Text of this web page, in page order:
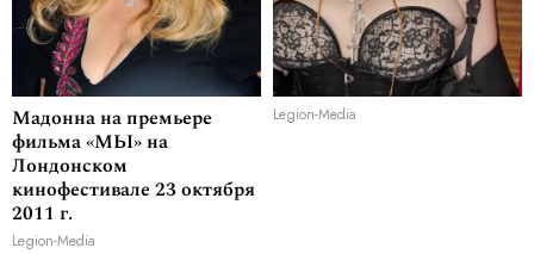
Мадонна на премьере
фильма «МЫ» на
Лондонском
кинофестивале 23 октября
2011 г.
Legion-Media
Legion-Media